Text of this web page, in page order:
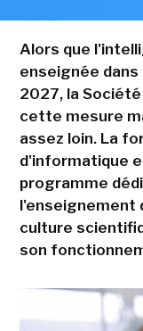
Alors que
enseignée
2027, la
cette mesure
assez loin. La
d'informatique
programme
l'enseignement
culture
son